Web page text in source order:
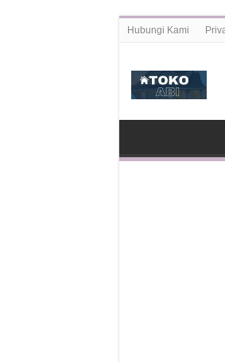
Hubungi Kami